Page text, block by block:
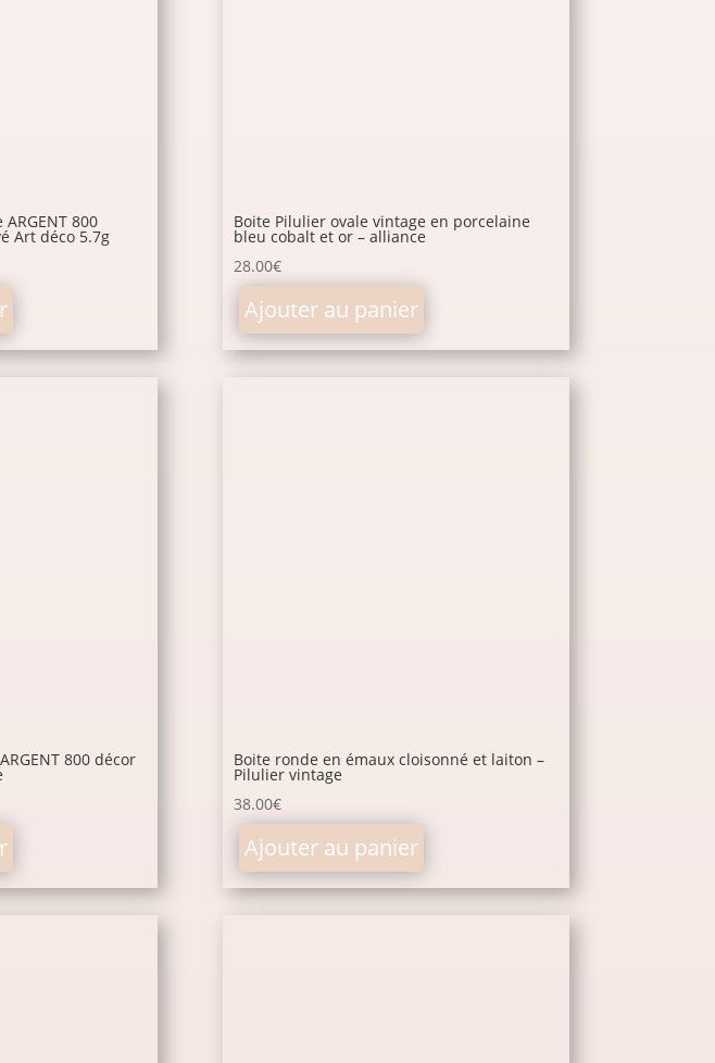
800
Art déco 5.7g
Boite Pilulier ovale vintage en porcelaine
bleu cobalt et or – alliance
28.00€
Ajouter au panier
800 décor Boite ronde en émaux cloisonné et laiton –
Pilulier vintage
38.00€
Ajouter au panier